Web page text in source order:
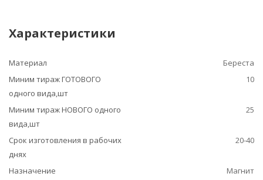
Характеристики
Материал
Береста
Миним тираж ГОТОВОГО
одного вида,шт
10
Миним тираж НОВОГО одного
вида,шт
25
Срок изготовления в рабочих
днях
20-40
Назначение
Магнит